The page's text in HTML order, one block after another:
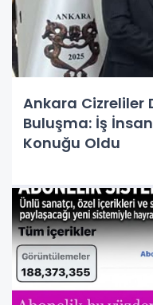
Ankara Cizreliler
Buluşma: İş
Konuğu Oldu